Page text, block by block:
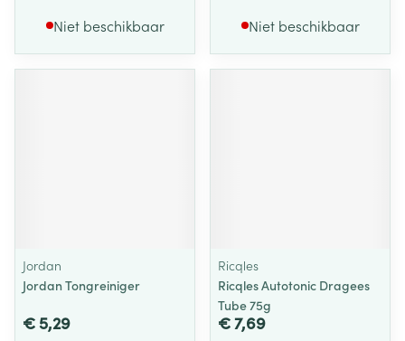
Niet beschikbaar Niet beschikbaar
Jordan
Jordan Tongreiniger
€ 5,29
Ricqles
Ricqles Autotonic Dragees
Tube 75g
€ 7,69